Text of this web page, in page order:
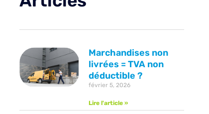
Marchandises non
livrées = TVA non
déductible ?
février 5, 2026
Lire l'article »